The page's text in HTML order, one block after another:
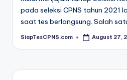
pada seleksi CPNS tahun 2021
saat tes berlangsung. Salah
Posted
SiapTesCPNS.com August 27,